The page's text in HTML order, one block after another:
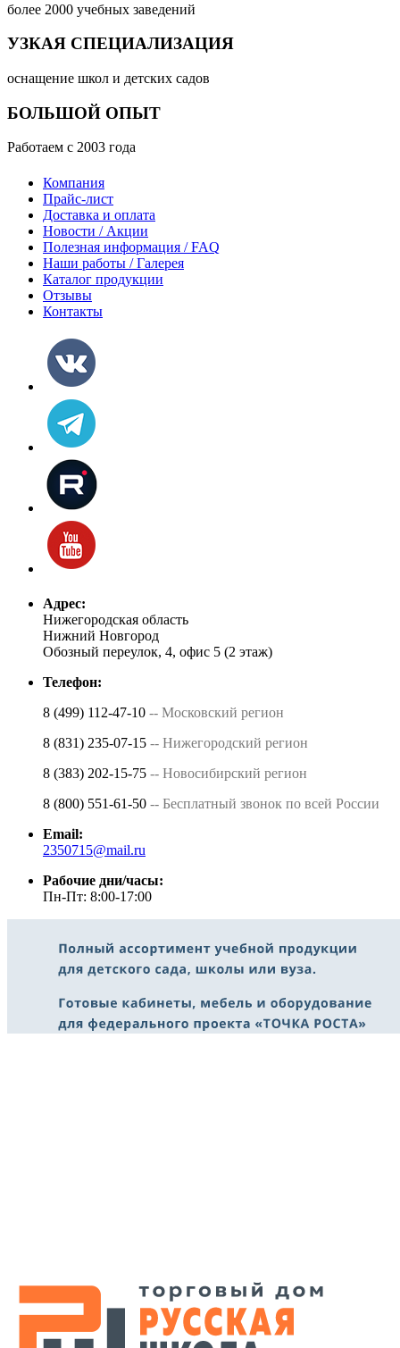
более 2000 учебных заведений
УЗКАЯ СПЕЦИАЛИЗАЦИЯ
оснащение школ и детских садов
БОЛЬШОЙ ОПЫТ
Работаем с 2003 года
Компания
Прайс-лист
Доставка и оплата
Новости / Акции
Полезная информация / FAQ
Наши работы / Галерея
Каталог продукции
Отзывы
Контакты
Адрес:
Нижегородская область
Нижний Новгород
Обозный переулок, 4, офис 5 (2 этаж)
Телефон:
8 (499) 112-47-10 -- Московский регион
8 (831) 235-07-15 -- Нижегородский регион
8 (383) 202-15-75 -- Новосибирский регион
8 (800) 551-61-50 -- Бесплатный звонок по всей России
Email:
2350715@mail.ru
Рабочие дни/часы:
Пн-Пт: 8:00-17:00